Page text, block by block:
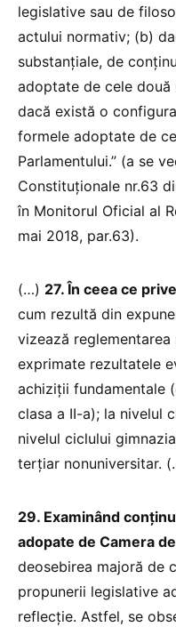
legislative sau de
actului normativ; (b)
substanțiale, de
adoptate de cele două
dacă există o
formele adoptate de
Parlamentului.” (a se
Constituționale nr.63
în Monitorul Oficial al
mai 2018, par.63).
(…) 27. În ceea ce
cum rezultă din
vizează
exprimate rezultatele
achiziții fundamentale
clasa a II-a); la nivelul
nivelul ciclului
terțiar nonuniversitar.
29. Examinând
adopate de Camera
deosebirea majoră de
propunerii legislative
reflecție. Astfel, se